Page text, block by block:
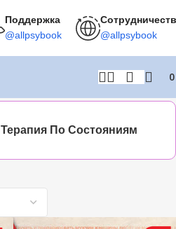
Поддержка
@allpsybook @allpsybook
Терапия По Состояниям